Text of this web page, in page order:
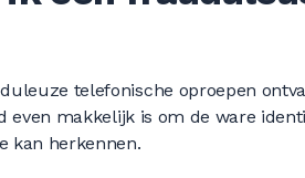
telefonische oproepen
makkelijk is om de ware
kan herkennen.